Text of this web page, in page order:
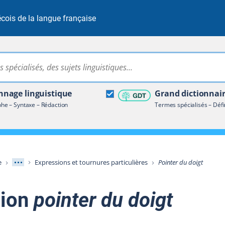
de la langue française
Rechercher dans tout le site
linguistique
– Syntaxe – Rédaction
Grand
Termes spécialisés –
terminologique
Afficher les niveaux intermédiaires
Expressions et tournures particulières Pointer du doigt
pointer du doigt